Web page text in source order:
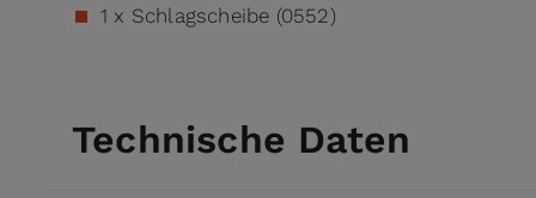
1 x Schlagscheibe (0552)
Technische Daten